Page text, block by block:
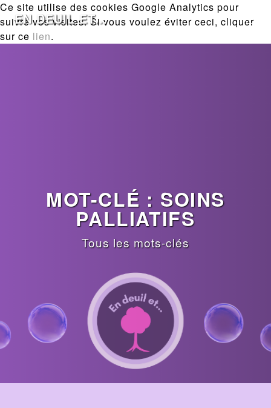
Ce site utilise des cookies Google Analytics pour
suivre vos visites. Si vous voulez éviter ceci, cliquer
sur ce lien.
EN DEUIL ET...
MOT-CLÉ : SOINS
PALLIATIFS
Tous les mots-clés